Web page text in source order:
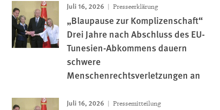
Juli 16, 2026 Presseerklärung
„Blaupause zur Komplizenschaft“
Drei Jahre nach Abschluss des EU-
Tunesien-Abkommens dauern
schwere
Menschenrechtsverletzungen an
Juli 16, 2026 Pressemitteilung